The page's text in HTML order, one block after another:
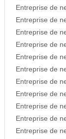
Entreprise de
Entreprise de
Entreprise de
Entreprise de
Entreprise de
Entreprise de
Entreprise de
Entreprise de
Entreprise de
Entreprise de
Entreprise de